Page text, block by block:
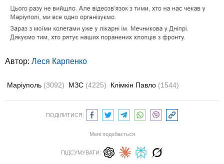
Автор: Леся Карпенко
Маріуполь (3092) МЗС (4225) Клімкін Павло (1544)
ПОДІЛИТИСЯ:
Мені подобається
ПІДСУМУВАТИ: